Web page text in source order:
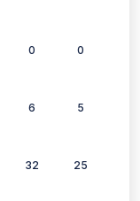
0 0
6 5
32 25